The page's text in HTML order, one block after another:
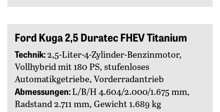
Ford Kuga 2,5 Duratec FHEV Titanium
Technik:2,5-Liter-4-Zylinder-Benzinmotor,
Vollhybrid mit 180 PS, stufenloses
Automatikgetriebe, Vorderradantrieb
Abmessungen:L/B/H 4.604/2.000/1.675 mm,
Radstand 2.711 mm, Gewicht 1.689 kg